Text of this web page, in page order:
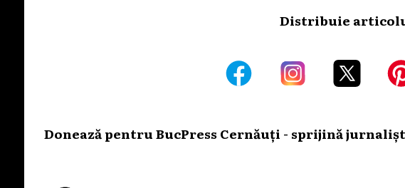
Distribuie
Donează pentru BucPress Cernăuți - sprijină